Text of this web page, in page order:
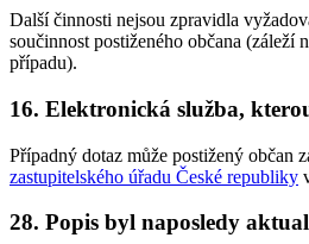
Další činnosti nejsou zpravidla
součinnost postiženého občana (záleží
případu).
16. Elektronická služba,
Případný dotaz může postižený občan
zastupitelského úřadu České republiky
28. Popis byl naposledy